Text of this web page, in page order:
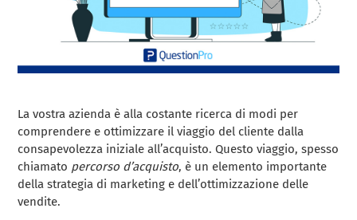
La vostra azienda è alla costante ricerca di modi per
comprendere e ottimizzare il viaggio del cliente dalla
consapevolezza iniziale all’acquisto. Questo viaggio, spesso
chiamato percorso d’acquisto, è un elemento importante
della strategia di marketing e dell’ottimizzazione delle
vendite.